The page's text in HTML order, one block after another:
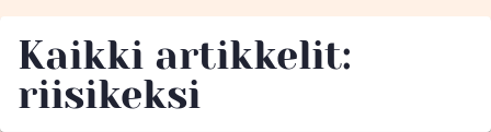
Kaikki artikkelit:
riisikeksi